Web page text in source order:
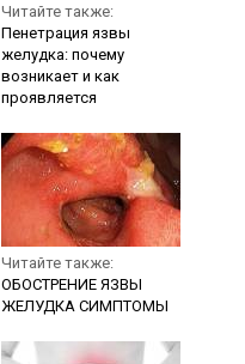
Читайте также:
Пенетрация язвы
желудка: почему
возникает и как
проявляется
Читайте также:
ОБОСТРЕНИЕ ЯЗВЫ
ЖЕЛУДКА СИМПТОМЫ